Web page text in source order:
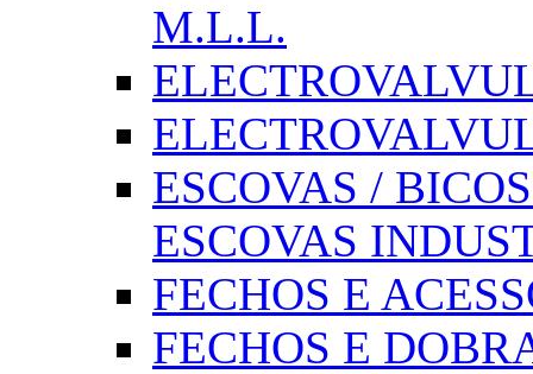
M.L.L.
ESCOVAS /
ESCOVAS
FECHOS E
FECHOS E